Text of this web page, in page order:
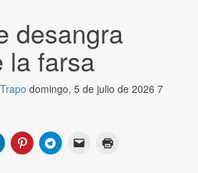
desangra
la farsa
domingo, 5 de julio de 2026 7